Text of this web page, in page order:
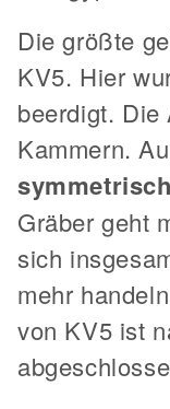
Die größte
KV5. Hier
beerdigt. Die
Kammern.
Gräber geht
sich
mehr
von KV5 ist